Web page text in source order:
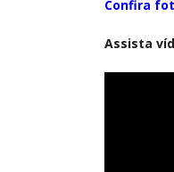
Confira
Assista